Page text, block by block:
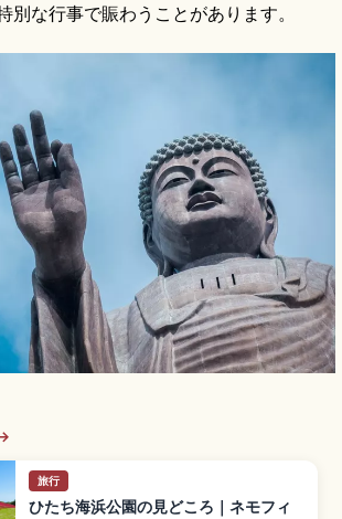
別な行事で賑わうことがあります。
旅行
ひたち海浜公園の見どころ｜ネモフィ